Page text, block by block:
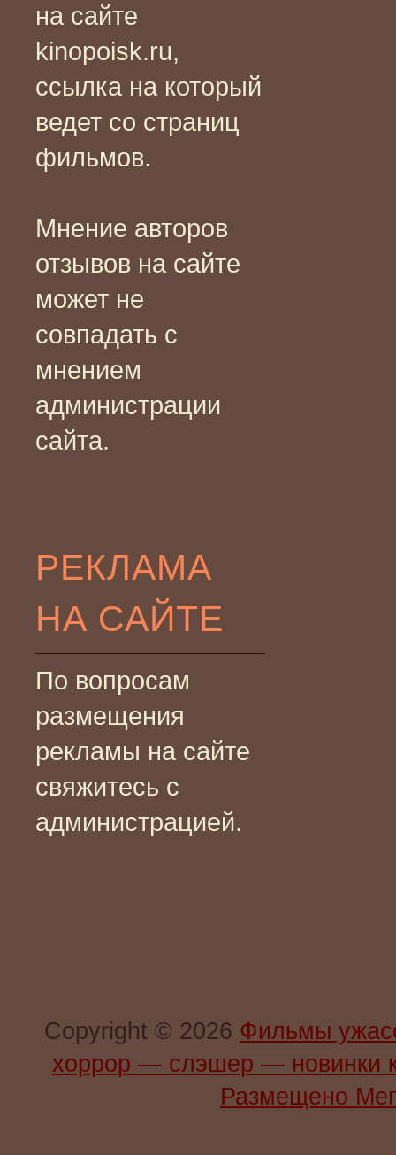
на сайте
kinopoisk.ru,
ссылка на который
ведет со страниц
фильмов.
Мнение авторов
отзывов на сайте
может не
совпадать с
мнением
администрации
сайта.
РЕКЛАМА
НА САЙТЕ
По вопросам
размещения
рекламы на сайте
свяжитесь с
администрацией.
Copyright © 2026 Фильмы
хоррор — слэшер —
Размещено